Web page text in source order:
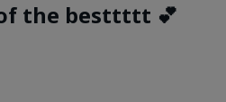
the besttttt 💕